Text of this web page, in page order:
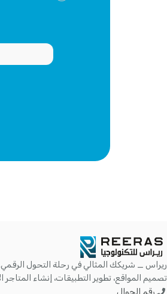
ريراس _ شريكك المثالي في رحلة التحول
تصميم المواقع، تطوير التطبيقات، إنشاء المتاجر
رقم الجوال